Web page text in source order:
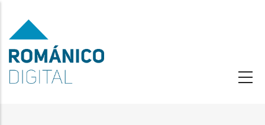
contenido
principal